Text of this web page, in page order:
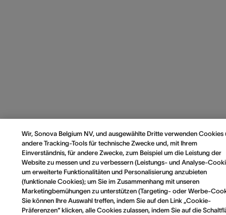
Wir, Sonova Belgium NV, und ausgewählte Dritte verwenden Cookies
andere Tracking-Tools für technische Zwecke und, mit Ihrem
Einverständnis, für andere Zwecke, zum Beispiel um die Leistung der
Website zu messen und zu verbessern (Leistungs- und Analyse-
um erweiterte Funktionalitäten und Personalisierung anzubieten
(funktionale Cookies); um Sie im Zusammenhang mit unseren
Marketingbemühungen zu unterstützen (Targeting- oder Werbe-
Sie können Ihre Auswahl treffen, indem Sie auf den Link „Cookie-
Präferenzen“ klicken, alle Cookies zulassen, indem Sie auf die